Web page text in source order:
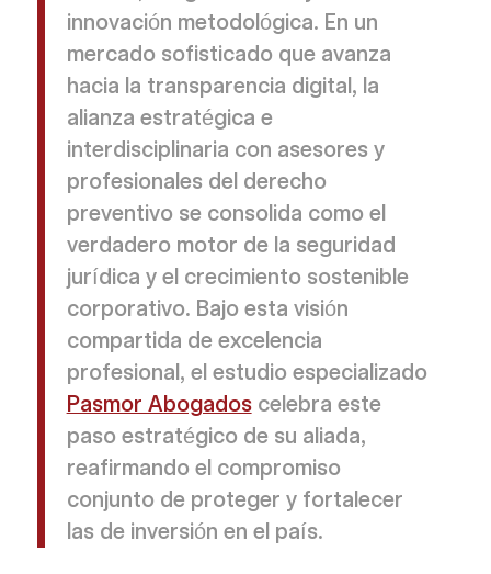
innovación metodológica. En un
mercado sofisticado que avanza
hacia la transparencia digital, la
alianza estratégica e
interdisciplinaria con asesores y
profesionales del derecho
preventivo se consolida como el
verdadero motor de la seguridad
jurídica y el crecimiento sostenible
corporativo. Bajo esta visión
compartida de excelencia
profesional, el estudio especializado
Pasmor Abogadoscelebra este
paso estratégico de su aliada,
reafirmando el compromiso
conjunto de proteger y fortalecer
las de inversión en el país.